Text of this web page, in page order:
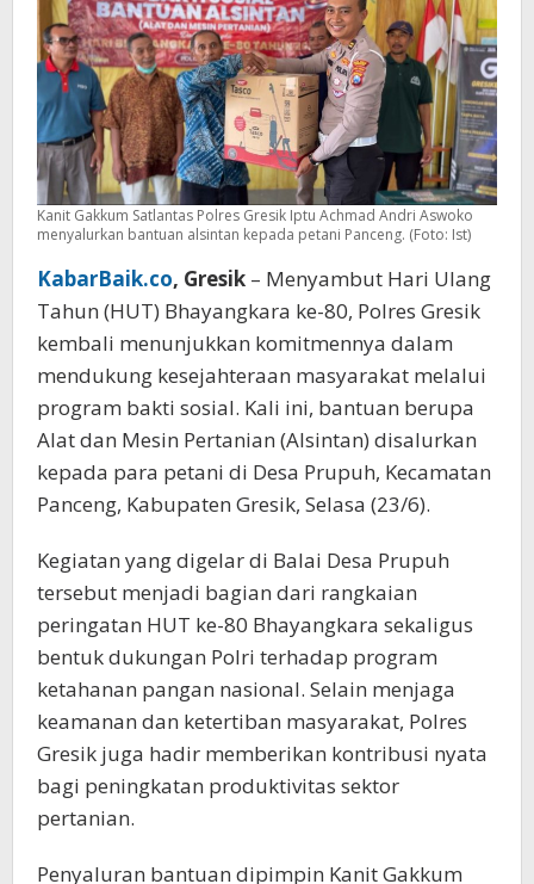
Kanit Gakkum Satlantas Polres Gresik Iptu Achmad Andri Aswoko
menyalurkan bantuan alsintan kepada petani Panceng. (Foto: Ist)
KabarBaik.co, Gresik – Menyambut Hari Ulang
Tahun (HUT) Bhayangkara ke-80, Polres Gresik
kembali menunjukkan komitmennya dalam
mendukung kesejahteraan masyarakat melalui
program bakti sosial. Kali ini, bantuan berupa
Alat dan Mesin Pertanian (Alsintan) disalurkan
kepada para petani di Desa Prupuh, Kecamatan
Panceng, Kabupaten Gresik, Selasa (23/6).
Kegiatan yang digelar di Balai Desa Prupuh
tersebut menjadi bagian dari rangkaian
peringatan HUT ke-80 Bhayangkara sekaligus
bentuk dukungan Polri terhadap program
ketahanan pangan nasional. Selain menjaga
keamanan dan ketertiban masyarakat, Polres
Gresik juga hadir memberikan kontribusi nyata
bagi peningkatan produktivitas sektor
pertanian.
Penyaluran bantuan dipimpin Kanit Gakkum